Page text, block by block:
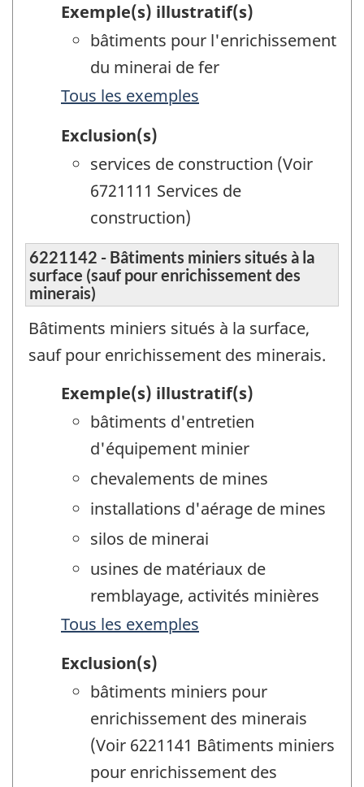
Exemple(s) illustratif(s)
bâtiments pour l'enrichissement
du minerai de fer
Tous les exemples
Exclusion(s)
services de construction (Voir
6721111 Services de
construction)
6221142 - Bâtiments miniers situés à la
surface (sauf pour enrichissement des
minerais)
Bâtiments miniers situés à la surface,
sauf pour enrichissement des minerais.
Exemple(s) illustratif(s)
bâtiments d'entretien
d'équipement minier
chevalements de mines
installations d'aérage de mines
silos de minerai
usines de matériaux de
remblayage, activités minières
Tous les exemples
Exclusion(s)
bâtiments miniers pour
enrichissement des minerais
(Voir 6221141 Bâtiments miniers
pour enrichissement des